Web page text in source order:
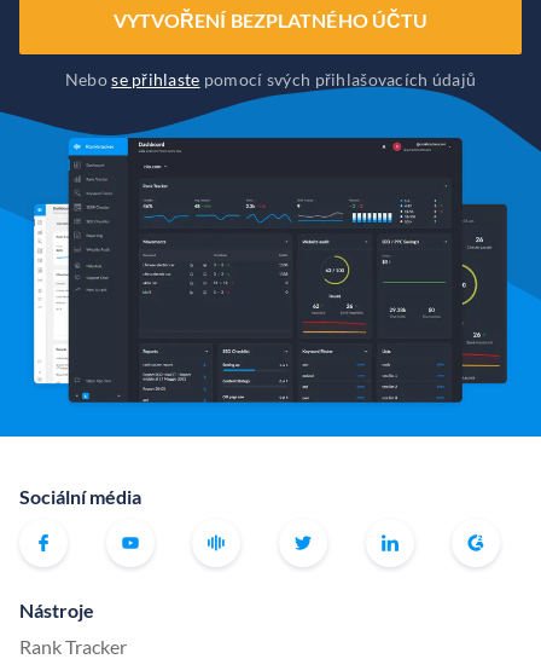
VYTVOŘENÍ BEZPLATNÉHO ÚČTU
Nebose přihlaste pomocí svých přihlašovacích údajů
Sociální média
Nástroje
Rank Tracker